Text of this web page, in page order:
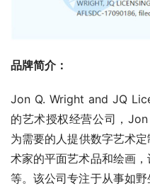
品牌简介：
Jon Q. Wright and JQ
的艺术授权经营公司，
为需要的人提供数字艺术
术家的平面艺术品和绘画
等。该公司专注于从事如